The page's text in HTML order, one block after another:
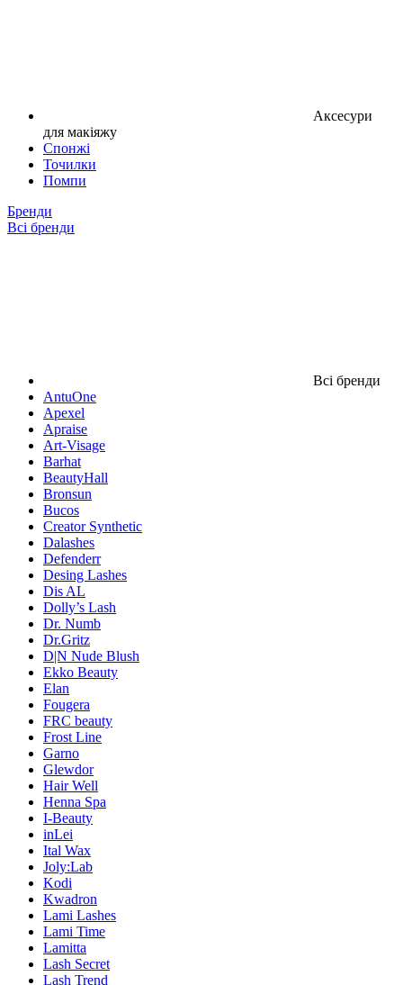
Аксесури
для макіяжу
Спонжі
Точилки
Помпи
Бренди
Всі бренди
Всі бренди
AntuOne
Apexel
Apraise
Art-Visage
Barhat
BeautyHall
Bronsun
Bucos
Creator Synthetic
Dalashes
Defenderr
Desing Lashes
Dis AL
Dolly’s Lash
Dr. Numb
Dr.Gritz
D|N Nude Blush
Ekko Beauty
Elan
Fougera
FRC beauty
Frost Line
Garno
Glewdor
Hair Well
Henna Spa
I-Beauty
inLei
Ital Wax
Joly:Lab
Kodi
Kwadron
Lami Lashes
Lami Time
Lamitta
Lash Secret
Lash Trend